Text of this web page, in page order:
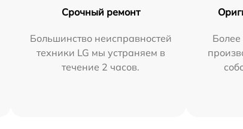
Срочный ремонт
Большинство неисправностей
техники LG мы устраняем в
течение 2 часов.
Более